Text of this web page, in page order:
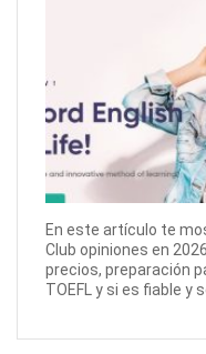
En este artículo te
Club opiniones en
precios, preparación
TOEFL y si es fiable y